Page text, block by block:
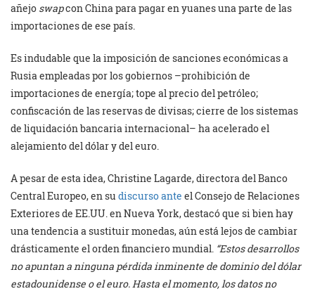
añejo swapcon China para pagar en yuanes una parte de las
importaciones de ese país.
Es indudable que la imposición de sanciones económicas a
Rusia empleadas por los gobiernos –prohibición de
importaciones de energía; tope al precio del petróleo;
confiscación de las reservas de divisas; cierre de los sistemas
de liquidación bancaria internacional– ha acelerado el
alejamiento del dólar y del euro.
A pesar de esta idea, Christine Lagarde, directora del Banco
Central Europeo, en su discurso ante el Consejo de Relaciones
Exteriores de EE.UU. en Nueva York, destacó que si bien hay
una tendencia a sustituir monedas, aún está lejos de cambiar
drásticamente el orden financiero mundial. “Estos desarrollos
no apuntan a ninguna pérdida inminente de dominio del dólar
estadounidense o el euro. Hasta el momento, los datos no